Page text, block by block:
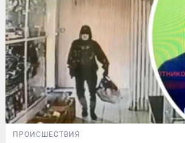
ПРОИСШЕСТВИЯ